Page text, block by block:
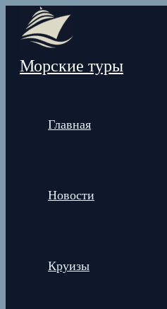
Перейти
содержимому
Морские туры
Главная
Новости
Круизы